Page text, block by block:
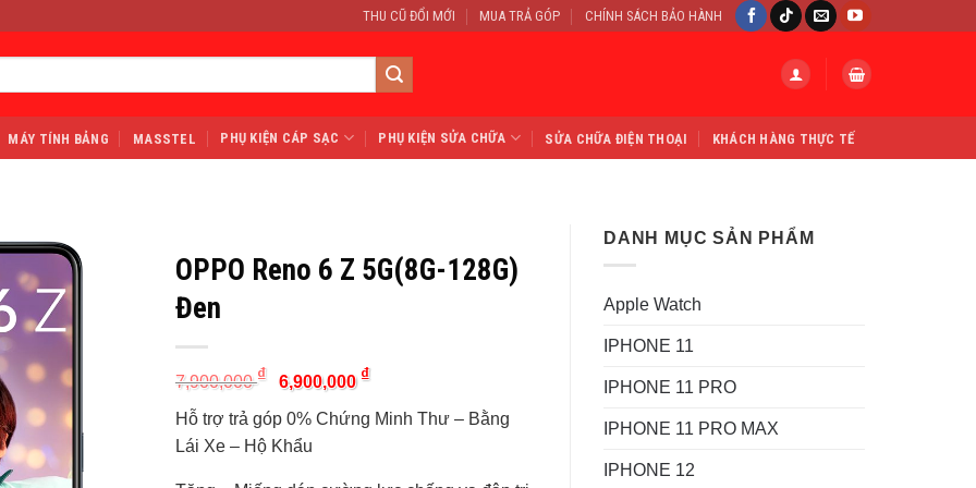
THU CŨ ĐỔI MỚI MUA TRẢ GÓP CHÍNH SÁCH BẢO HÀNH
MÁY TÍNH BẢNG MASSTEL PHỤ KIỆN CÁP SẠC PHỤ KIỆN SỬA CHỮA SỬA CHỮA ĐIỆN THOẠI KHÁCH HÀNG THỰC TẾ
DANH MỤC SẢN PHẨM
Apple Watch
IPHONE 11
IPHONE 11 PRO
IPHONE 11 PRO MAX
IPHONE 12
OPPO Reno 6 Z 5G(8G-128G)
Đen
7,900,000₫
Original
price
was:
7,900,000 ₫.
6,900,000 ₫Current
is:
6,900,000 ₫.
Hỗ trợ trả góp 0% Chứng Minh Thư – Bằng
Lái Xe – Hộ Khẩu